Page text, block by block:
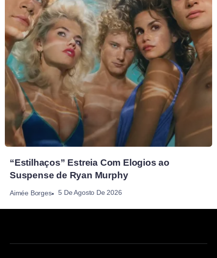
“Estilhaços” Estreia Com Elogios ao
Suspense de Ryan Murphy
Aimée Borges 5 De Agosto De 2026